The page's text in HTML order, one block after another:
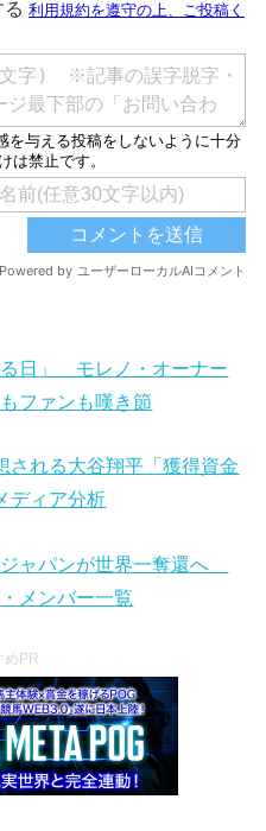
る日」 モレノ・オーナー
ファンも嘆き節
される大谷翔平「獲得資金
ディア分析
ジャパンが世界一奪還へ
メンバー一覧
めPR